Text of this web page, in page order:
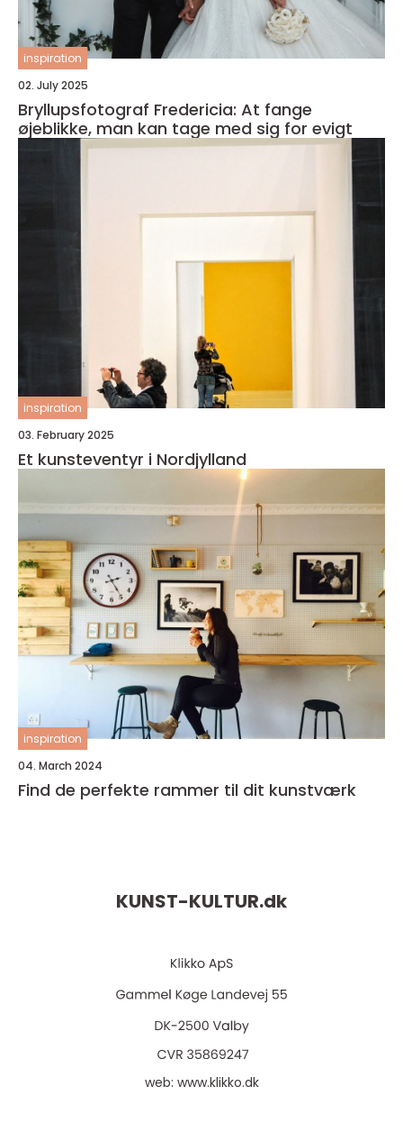
inspiration
02. July 2025
Bryllupsfotograf Fredericia: At fange
øjeblikke, man kan tage med sig for evigt
inspiration
03. February 2025
Et kunsteventyr i Nordjylland
inspiration
04. March 2024
Find de perfekte rammer til dit kunstværk
KUNST-KULTUR.dk
web: www.klikko.dk